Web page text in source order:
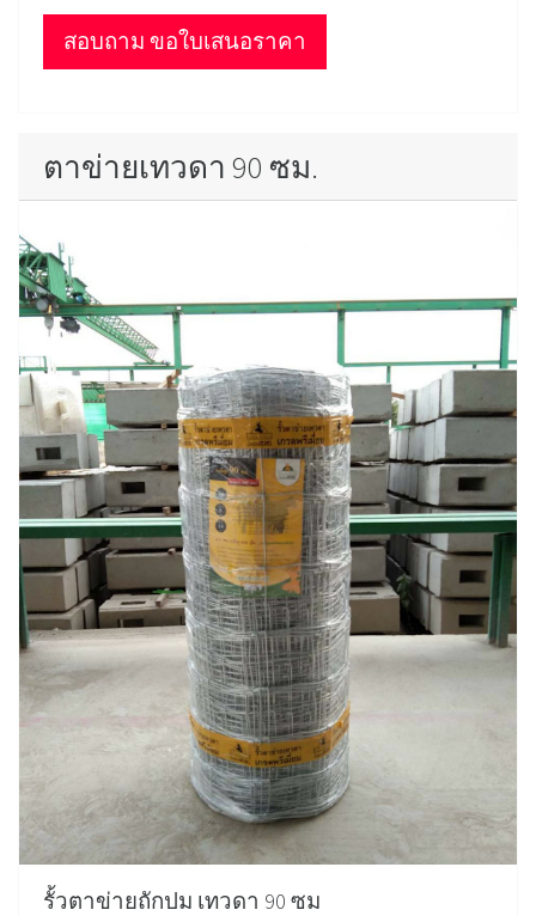
สอบถาม ขอใบเสนอราคา
ตาข่ายเทวดา 90 ซม.
รั้วตาข่ายถักปม เทวดา 90 ซม